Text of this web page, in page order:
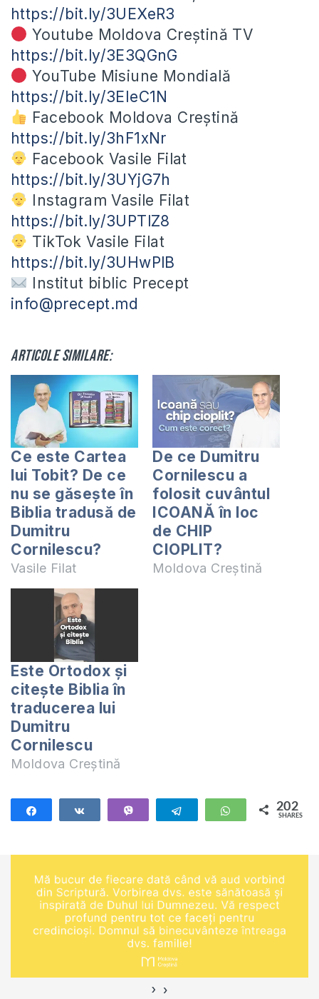
https://bit.ly/3UEXeR3
Youtube Moldova Creștină TV
https://bit.ly/3E3QGnG
YouTube Misiune Mondială
https://bit.ly/3EIeC1N
Facebook Moldova Creștină
https://bit.ly/3hF1xNr
Facebook Vasile Filat
https://bit.ly/3UYjG7h
Instagram Vasile Filat
https://bit.ly/3UPTlZ8
TikTok Vasile Filat
https://bit.ly/3UHwPlB
Institut biblic Precept
info@precept.md
Articole similare:
Ce este Cartea
lui Tobit? De ce
nu se găsește în
Biblia tradusă de
Dumitru
Cornilescu?
Vasile Filat
De ce Dumitru
Cornilescu a
folosit cuvântul
ICOANĂ în loc
de CHIP
CIOPLIT?
Moldova Creștină
Este Ortodox și
citește Biblia în
traducerea lui
Dumitru
Cornilescu
Moldova Creștină
Telegram WhatsApp
202
SHARES
‹ ›